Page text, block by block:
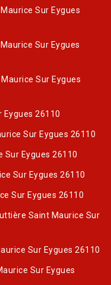
Sur Eygues
Sur Eygues
Sur Eygues
Eygues 26110
Sur Eygues 26110
Sur Eygues 26110
Sur Eygues 26110
Sur Eygues 26110
Saint Maurice Sur
Sur Eygues 26110
Sur Eygues